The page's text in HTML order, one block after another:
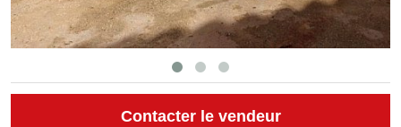
Contacter le vendeur